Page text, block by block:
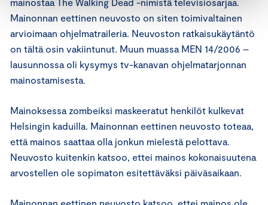
Mainonnan eettinen neuvosto on siten toimivaltainen
arvioimaan ohjelmatraileria. Neuvoston ratkaisukäytäntö
on tältä osin vakiintunut. Muun muassa MEN 14/2006 –
lausunnossa oli kysymys tv-kanavan ohjelmatarjonnan
mainostamisesta.
Mainoksessa zombeiksi maskeeratut henkilöt kulkevat
Helsingin kaduilla. Mainonnan eettinen neuvosto toteaa,
että mainos saattaa olla jonkun mielestä pelottava.
Neuvosto kuitenkin katsoo, ettei mainos kokonaisuutena
arvostellen ole sopimaton esitettäväksi päiväsaikaan.